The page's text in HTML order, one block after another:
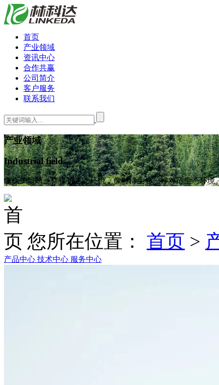
首页
产业领域
资讯中心
合作共赢
公司简介
客户服务
联系我们
产业领域
Industrial field
像保护眼睛一样保护生态环境，像对待生命一样对待生态环境
您所在位置： 首页 >
产品中心 技术中心 服务中心